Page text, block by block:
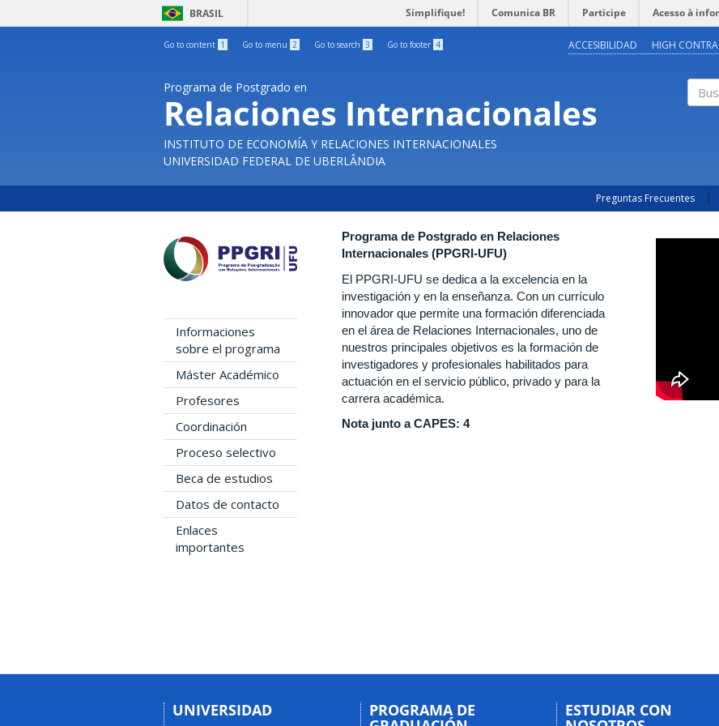
BRASIL Simplifique! Comunica BR Participe Acesso à
Go to content 1 Go to menu 2 Go to search 3 Go to footer 4 ACCESIBILIDAD HIGH
Programa de Postgrado en
Relaciones Internacionales
INSTITUTO DE ECONOMÍA Y RELACIONES INTERNACIONALES
UNIVERSIDAD FEDERAL DE UBERLÂNDIA
Preguntas Frecuentes
Informaciones
sobre el programa
Máster Académico
Profesores
Coordinación
Proceso selectivo
Beca de estudios
Datos de contacto
Enlaces
importantes
Programa de Postgrado en Relaciones
Internacionales (PPGRI-UFU)
El PPGRI-UFU se dedica a la excelencia en la
investigación y en la enseñanza. Con un currículo
innovador que permite una formación diferenciada
en el área de Relaciones Internacionales, uno de
nuestros principales objetivos es la formación de
investigadores y profesionales habilitados para
actuación en el servicio público, privado y para la
carrera académica.
Nota junto a CAPES: 4
UNIVERSIDAD PROGRAMA DE ESTUDIAR CON